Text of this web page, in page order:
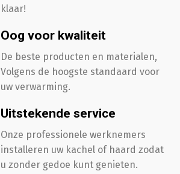
klaar!
Oog voor kwaliteit
De beste producten en materialen,
Volgens de hoogste standaard voor
uw verwarming.
Uitstekende service
Onze professionele werknemers
installeren uw kachel of haard zodat
u zonder gedoe kunt genieten.